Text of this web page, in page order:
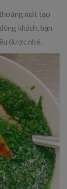
mát tạo
khách, bạn
được nhé.